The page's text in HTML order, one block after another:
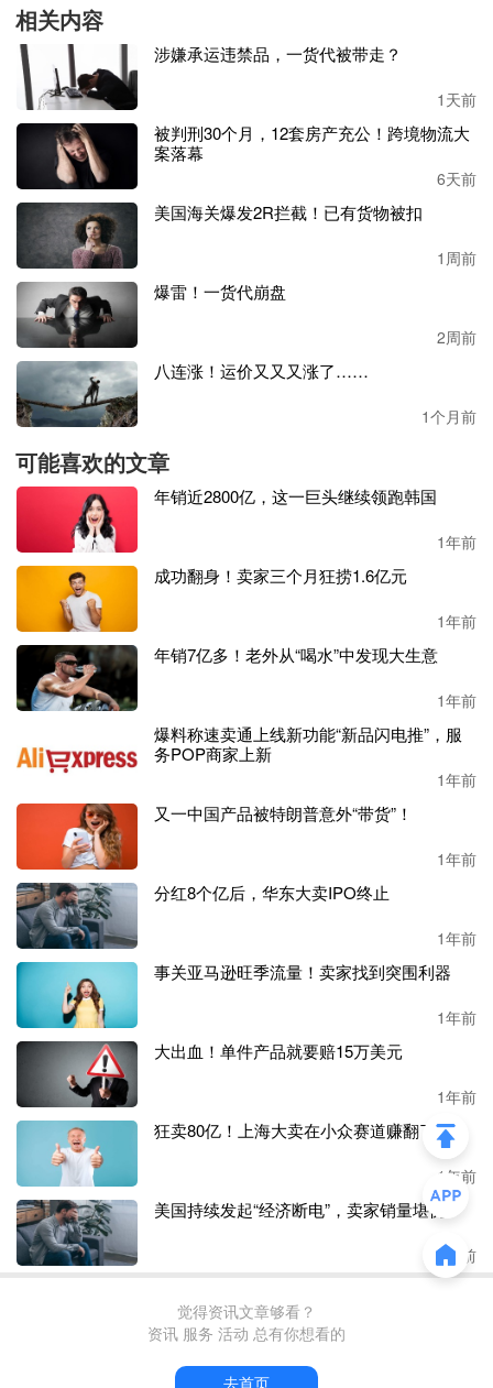
自2024年起，菜鸟与三星羽绒正式开启合作，为其提供大件
商品的定制化解决方案，帮助品牌更好解决上述痛点问题。
在头程运输段，菜鸟提供了国内和海外港口装柜、进出口清
关、目的港卡派等一站式服务，帮助其顺利从老挝工厂运输
降低了供应链管理成本。针对大件商品复杂多变的体积和形
状，菜鸟利用模拟装箱算法，助其最高提升15%的海运货柜
装载率。
在菜鸟大件商品定制海外仓内，配备了超高型货架、夹抱叉
车、蓝牙打印机等定制化设备，提高仓内大件商品的运作效
率，确保商品入库时效在
48小时以内，24小时出库及时率达
到99.9%以上。
菜鸟美国仓工作人员正在高架储存区作业
在菜鸟的助力下，三星羽绒在跨境电商的羽绒被、床垫领域
海外仓发出的商品，高效的物流服务为三星羽绒赢得了更多
的市场份额和良好口碑。这也得益于菜鸟海外仓通过智能算
法为三星羽绒提供了专业的分仓建议，提高尾程配送效率。
菜鸟与三星羽绒的深化合作，不仅是企业间的优势互补，更
是杭州跨境电商产业蓬勃发展的一个缩影。菜鸟海外仓相关
负责人对此深有共鸣：
牌，也关注三星羽绒这样的‘制造业老兵’。他们需要的不只
是物流商，更是能理解生产节拍、品控标准的供应链合作伙
伴。”
据悉，菜鸟全球供应链已在欧洲、北美、亚太等区域的18个
国家和地区运营超40个海外仓，并为海量国内外品牌和商家
提供全渠道、端到端的供应链管理解决方案和仓配运营服
务。大件家居之外，汽配、家电、日化、3D打印机等类目
的头部企业也在与菜鸟海外仓开展相关合作。
相关内容
涉嫌承运违禁品，一货代被带走？
1天前
被判刑30个月，12套房产充公！跨境物流大
案落幕
6天前
美国海关爆发2R拦截！已有货物被扣
1周前
爆雷！一货代崩盘
2周前
八连涨！运价又又又涨了……
1个月前
可能喜欢的文章
年销近2800亿，这一巨头继续领跑韩国
1年前
成功翻身！卖家三个月狂捞1.6亿元
1年前
年销7亿多！老外从“喝水”中发现大生意
1年前
爆料称速卖通上线新功能“新品闪电推”，服
务POP商家上新
1年前
又一中国产品被特朗普意外“带货”！
1年前
分红8个亿后，华东大卖IPO终止
1年前
事关亚马逊旺季流量！卖家找到突围利器
1年前
大出血！单件产品就要赔15万美元
1年前
狂卖80亿！上海大卖在小众赛道赚翻了
1年前
美国持续发起“经济断电”，卖家销量堪忧？
1年前
觉得资讯文章够看？
资讯 服务 活动 总有你想看的
去首页